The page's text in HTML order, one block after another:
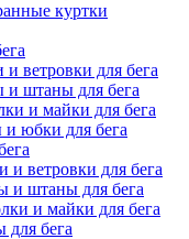
куртки
ветровки для бега
и штаны для бега
и майки для бега
юбки для бега
и ветровки для бега
и штаны для бега
и майки для бега
бега